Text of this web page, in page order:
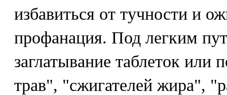
избавиться от тучности и
профанация. Под легким
заглатывание таблеток или
трав", "сжигателей жира",